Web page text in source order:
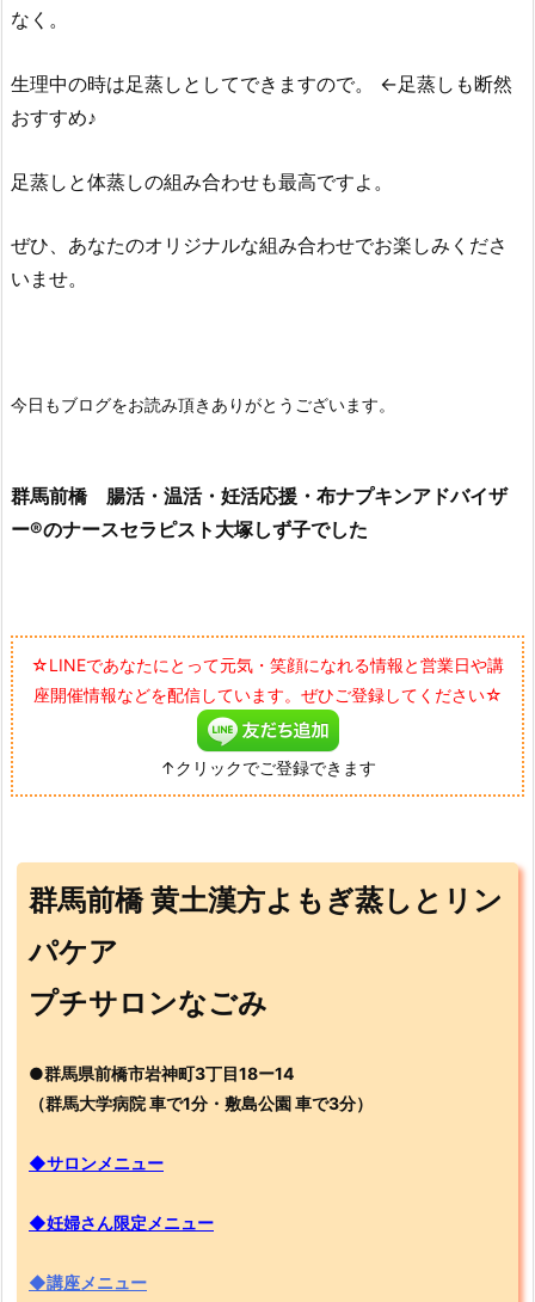
なく。
生理中の時は足蒸しとしてできますので。
←足蒸しも断然
おすすめ♪
足蒸しと体蒸しの組み合わせも最高ですよ。
ぜひ、あなたのオリジナルな組み合わせでお楽しみくださ
いませ。
今日もブログをお読み頂きありがとうございます。
群馬前橋 腸活・温活・妊活応援・布ナプキンアドバイザ
ー®のナースセラピスト大塚しず子でした
☆LINEであなたにとって元気・笑顔になれる情報と営業日や講
座開催情報などを配信しています。ぜひご登録してください☆
↑クリックでご登録できます
群馬前橋 黄土漢方よもぎ蒸しとリン
パケア
プチサロンなごみ
●群馬県前橋市岩神町3丁目18ー14
（群馬大学病院 車で1分・敷島公園 車で3分）
◆サロンメニュー
◆妊婦さん限定メニュー
◆講座メニュー